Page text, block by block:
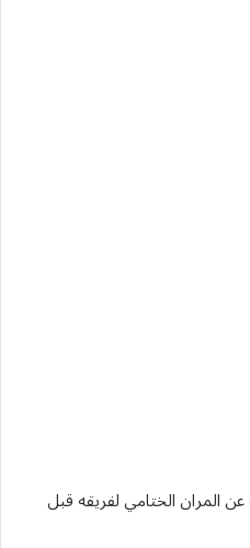
المران الختامي لفريقه قبل